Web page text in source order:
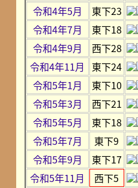
令和4年5月
東下23
令和4年7月
東下18
令和4年9月
西下28
令和4年11月
東下24
令和5年1月
東下10
令和5年3月
西下21
令和5年5月
東下18
令和5年7月
東下9
令和5年9月
東下17
令和5年11月
西下5